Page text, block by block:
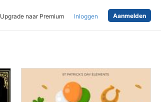
Upgrade naar Premium Inloggen Aanmelden